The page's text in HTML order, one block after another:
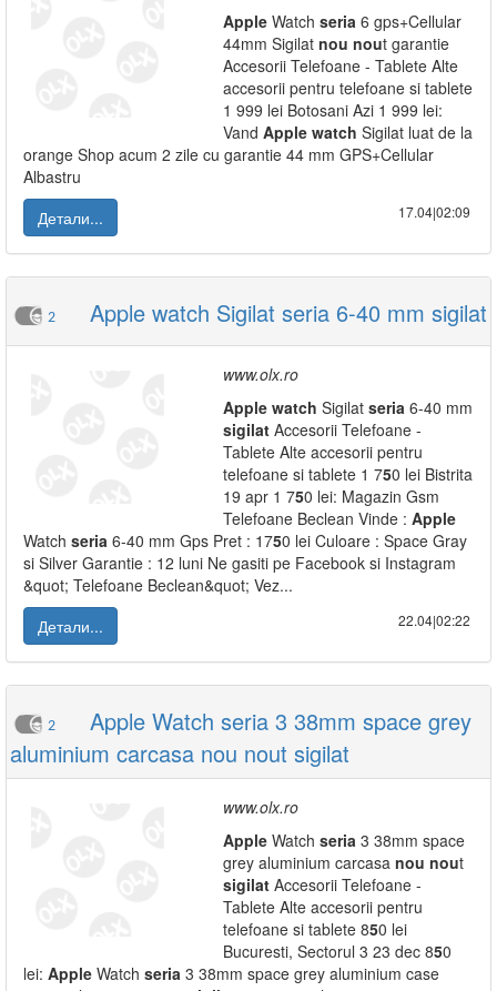
Apple Watch seria 6 gps+Cellular
44mm Sigilat nou nout garantie
Accesorii Telefoane - Tablete Alte
accesorii pentru telefoane si tablete
1 999 lei Botosani Azi 1 999 lei:
Vand Apple watch Sigilat luat de la
orange Shop acum 2 zile cu garantie 44 mm GPS+Cellular
Albastru
Детали...
17.04|02:09
2 Apple watch Sigilat seria 6-40 mm sigilat
www.olx.ro
Apple watch Sigilat seria 6-40 mm
sigilat Accesorii Telefoane -
Tablete Alte accesorii pentru
telefoane si tablete 1 750 lei Bistrita
19 apr 1 750 lei: Magazin Gsm
Telefoane Beclean Vinde : Apple
Watch seria 6-40 mm Gps Pret : 1750 lei Culoare : Space Gray
si Silver Garantie : 12 luni Ne gasiti pe Facebook si Instagram
&quot; Telefoane Beclean&quot; Vez...
Детали...
22.04|02:22
2
Apple Watch seria 3 38mm space grey
aluminium carcasa nou nout sigilat
www.olx.ro
Apple Watch seria 3 38mm space
grey aluminium carcasa nou nout
sigilat Accesorii Telefoane -
Tablete Alte accesorii pentru
telefoane si tablete 850 lei
Bucuresti, Sectorul 3 23 dec 850
lei: Apple Watch seria 3 38mm space grey aluminium case